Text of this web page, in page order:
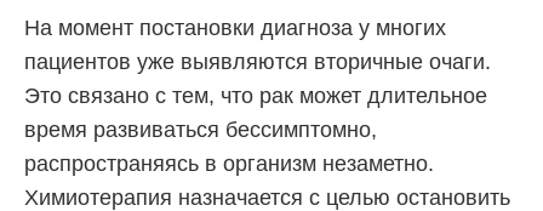
На момент постановки диагноза у многих
пациентов уже выявляются вторичные очаги.
Это связано с тем, что рак может длительное
время развиваться бессимптомно,
распространяясь в организм незаметно.
Химиотерапия назначается с целью остановить